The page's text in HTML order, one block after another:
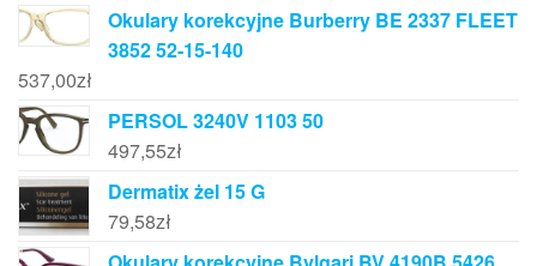
Okulary korekcyjne Burberry BE 2337 FLEET
3852 52-15-140
537,00zł
PERSOL 3240V 1103 50
497,55zł
Dermatix żel 15 G
79,58zł